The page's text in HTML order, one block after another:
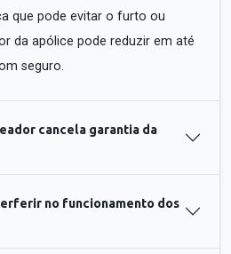
que pode evitar o furto ou
da apólice pode reduzir em até
seguro.
cancela garantia da
no funcionamento dos